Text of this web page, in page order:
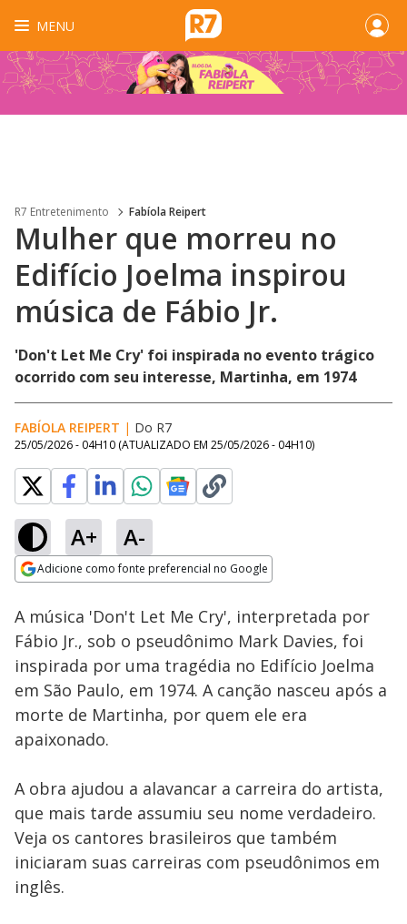
MENU
R7 Entretenimento Fabíola Reipert
Mulher que morreu no
Edifício Joelma inspirou
música de Fábio Jr.
'Don't Let Me Cry' foi inspirada no evento trágico
ocorrido com seu interesse, Martinha, em 1974
FABÍOLA REIPERT | Do R7
25/05/2026 - 04H10 (ATUALIZADO EM 25/05/2026 - 04H10)
A+ A-
Adicione como fonte preferencial no Google
Ativar
Loaded
19.08%
A música 'Don't Let Me Cry', interpretada por
Fábio Jr., sob o pseudônimo Mark Davies, foi
inspirada por uma tragédia no Edifício Joelma
em São Paulo, em 1974. A canção nasceu após a
morte de Martinha, por quem ele era
apaixonado.
A obra ajudou a alavancar a carreira do artista,
que mais tarde assumiu seu nome verdadeiro.
Veja os cantores brasileiros que também
iniciaram suas carreiras com pseudônimos em
inglês.